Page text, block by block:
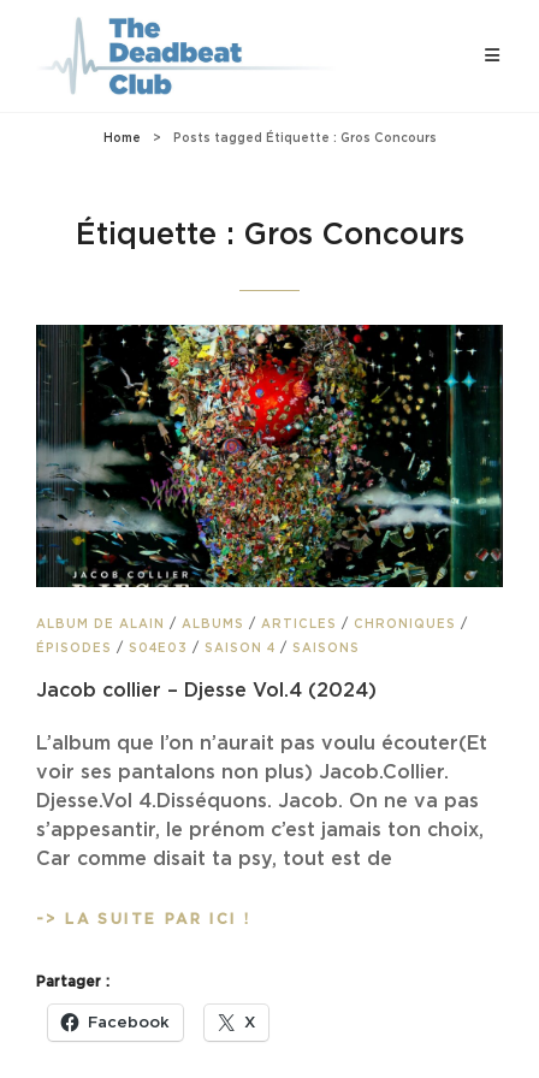
Home > Posts tagged Étiquette : Gros Concours
Étiquette : Gros Concours
CAT
LINKS
ALBUM DE ALAIN / ALBUMS / ARTICLES / CHRONIQUES /
ÉPISODES / S04E03 / SAISON 4 / SAISONS
Jacob collier – Djesse Vol.4 (2024)
L’album que l’on n’aurait pas voulu écouter(Et
voir ses pantalons non plus) Jacob.Collier.
Djesse.Vol 4.Disséquons. Jacob. On ne va pas
s’appesantir, le prénom c’est jamais ton choix,
Car comme disait ta psy, tout est de
-> LA SUITE PAR ICI !
VOL.4
(2024)
Partager :
Facebook X